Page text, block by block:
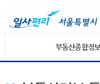
부동산종합정보